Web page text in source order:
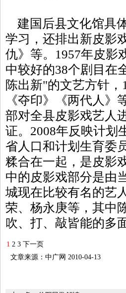
建国后县文化馆具
学习，还排出新皮影
仇》等。1957年皮影
中较好的38个剧目在
陈出新"的文艺方针
《夺印》《两代人》
部对全县皮影戏艺人
证。2008年反映计划
省人口和计划生育委
糅合在一起，是皮影
中的皮影戏部分是由
城现在比较有名的艺
荣、杨永庚等，其中
吹、打、敲皆能的多
1 2 3 下一页
文章来源：中广网 2010-04-13